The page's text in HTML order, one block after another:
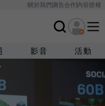
關於我們廣告合作內容授權
影音 活動